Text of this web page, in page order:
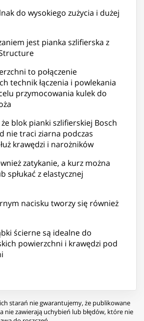
do wysokiego zużycia i dużej
jest pianka szlifierska z
to połączenie
technik łączenia i powlekania
przymocowania kulek do
blok pianki szlifierskiej Bosch
nie traci ziarna podczas
krawędzi i narożników
zatykanie, a kurz można
spłukać z elastycznej
nacisku tworzy się również
ścierne są idealne do
powierzchni i krawędzi pod
starań nie gwarantujemy, że publikowane
nie zawierają uchybień lub błędów, które nie